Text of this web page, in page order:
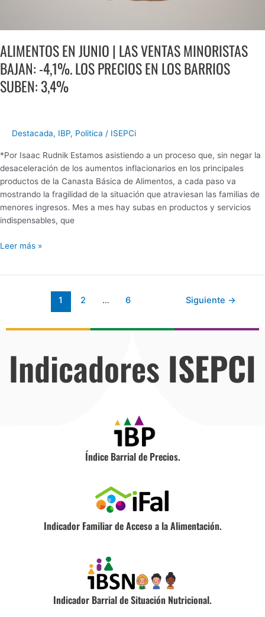
ALIMENTOS EN JUNIO | LAS VENTAS MINORISTAS
BAJAN: -4,1%. LOS PRECIOS EN LOS BARRIOS
SUBEN: 3,4%
Destacada, IBP, Politica / ISEPCi
*Por Isaac Rudnik Estamos asistiendo a un proceso que, sin negar la
desaceleración de los aumentos inflacionarios en los principales
productos de la Canasta Básica de Alimentos, a cada paso va
mostrando la fragilidad de la situación que atraviesan las familias de
menores ingresos. Mes a mes hay subas en productos y servicios
indispensables, que
Leer más »
1 2 … 6 Siguiente →
Indicadores ISEPCI
Índice Barrial de Precios.
Indicador Familiar de Acceso a la Alimentación.
Indicador Barrial de Situación Nutricional.